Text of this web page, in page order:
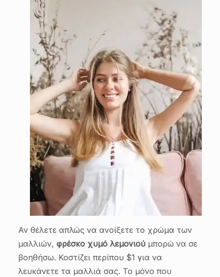
Αν θέλετε απλώς να ανοίξετε το χρώμα των
μαλλιών, φρέσκο χυμό λεμονιούμπορώ να σε
βοηθήσω. Κοστίζει περίπου $1 για να
λευκάνετε τα μαλλιά σας. Το μόνο που